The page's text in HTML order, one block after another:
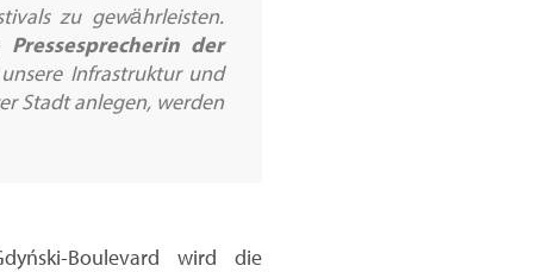
zu gewährleisten.
der
Infrastruktur und
Stadt anlegen, werden
Boulevard wird die